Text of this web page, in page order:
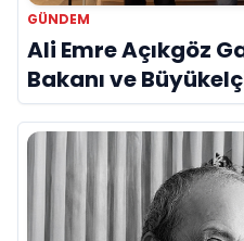
GÜNDEM
Ali Emre Açıkgöz
Bakanı ve
Bir Araya Geldi